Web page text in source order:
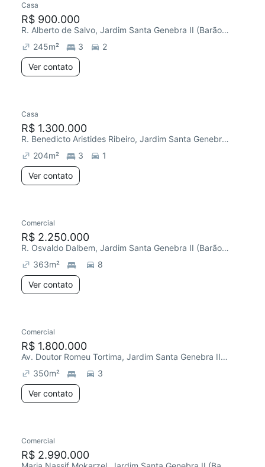
Casa
R$ 900.000
R. Alberto de Salvo, Jardim Santa Genebra II (Barão Geraldo)
245m² 3
2
Ver contato
Chegou há 6 dias
Casa
R$ 1.300.000
R. Benedicto Aristides Ribeiro, Jardim Santa Genebra II (Barão Geraldo)
204m² 3
1
Ver contato
Comercial
R$ 2.250.000
R. Osvaldo Dalbem, Jardim Santa Genebra II (Barão Geraldo)
363m²
8
Ver contato
Comercial
R$ 1.800.000
Av. Doutor Romeu Tortima, Jardim Santa Genebra II (Barão Geraldo)
350m²
3
Ver contato
Comercial
R$ 2.990.000